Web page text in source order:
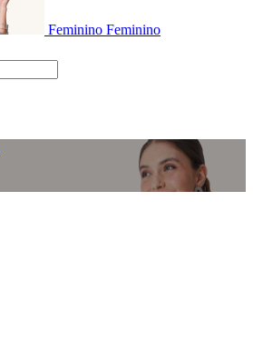
Feminino Feminino